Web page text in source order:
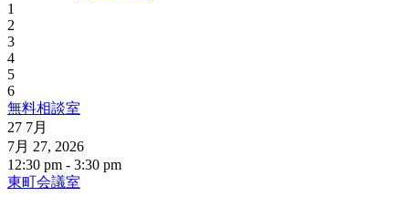
1
2
3
4
5
6
無料相談室
27 7月
7月 27, 2026
12:30 pm - 3:30 pm
東町会議室